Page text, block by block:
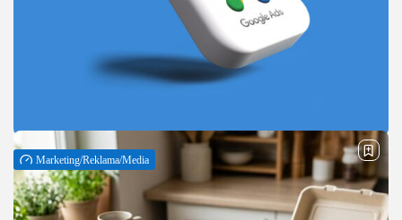
Marketing/Reklama/Media
Audyt Google Ads – jak sprawdzić, czy
kampanie reklamowe naprawdę...